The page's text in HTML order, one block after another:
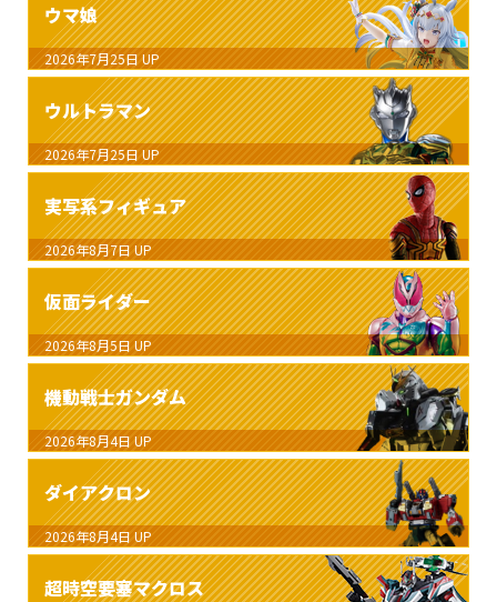
ウマ娘
2026年7月25日 UP
ウルトラマン
2026年7月25日 UP
実写系フィギュア
2026年8月7日 UP
仮面ライダー
2026年8月5日 UP
機動戦士ガンダム
2026年8月4日 UP
ダイアクロン
2026年8月4日 UP
超時空要塞マクロス